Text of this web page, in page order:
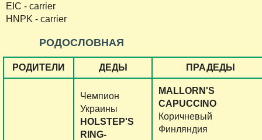
EIC - carrier
HNPK - carrier
РОДОСЛОВНАЯ
РОДИТЕЛИ ДЕДЫ ПРАДЕДЫ
Чемпион
Украины
HOLSTEP'S
RING-
MALLORN'S
CAPUCCINO
Коричневый
Финляндия